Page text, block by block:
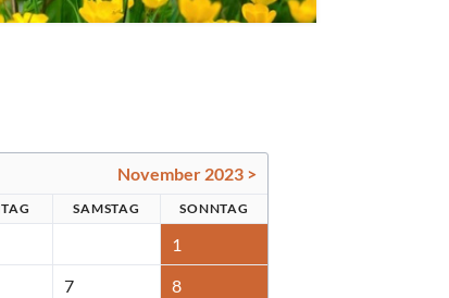
November 2023 >
SAMSTAG SONNTAG
1
7 8